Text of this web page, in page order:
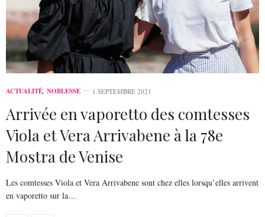
ACTUALITÉ, NOBLESSE 1 SEPTEMBRE 2021
Arrivée en vaporetto des comtesses
Viola et Vera Arrivabene à la 78e
Mostra de Venise
Les comtesses Viola et Vera Arrivabene sont chez elles lorsqu’elles arrivent
en vaporetto sur la…